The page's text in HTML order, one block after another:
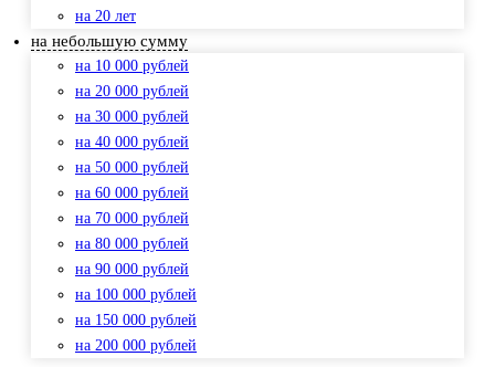
на 20 лет
на небольшую сумму
на 10 000 рублей
на 20 000 рублей
на 30 000 рублей
на 40 000 рублей
на 50 000 рублей
на 60 000 рублей
на 70 000 рублей
на 80 000 рублей
на 90 000 рублей
на 100 000 рублей
на 150 000 рублей
на 200 000 рублей